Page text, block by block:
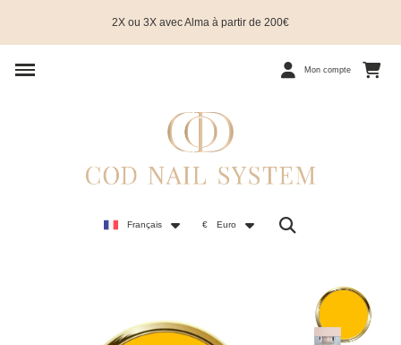
2X ou 3X avec Alma à partir de 200€
Mon compte
Français € Euro